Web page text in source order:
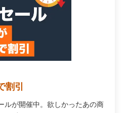
ック
通勤中や家事の合間が、あな